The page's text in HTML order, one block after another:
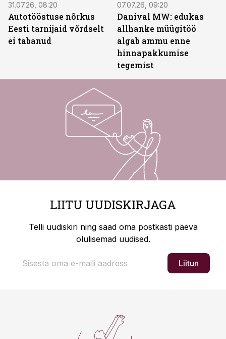
31.07.26, 08:20
Autotööstuse nõrkus
Eesti tarnijaid võrdselt
ei tabanud
07.07.26, 09:20
Danival MW: edukas
allhanke müügitöö
algab ammu enne
hinnapakkumise
tegemist
LIITU UUDISKIRJAGA
Telli uudiskiri ning saad oma postkasti päeva
olulisemad uudised.
Liitun